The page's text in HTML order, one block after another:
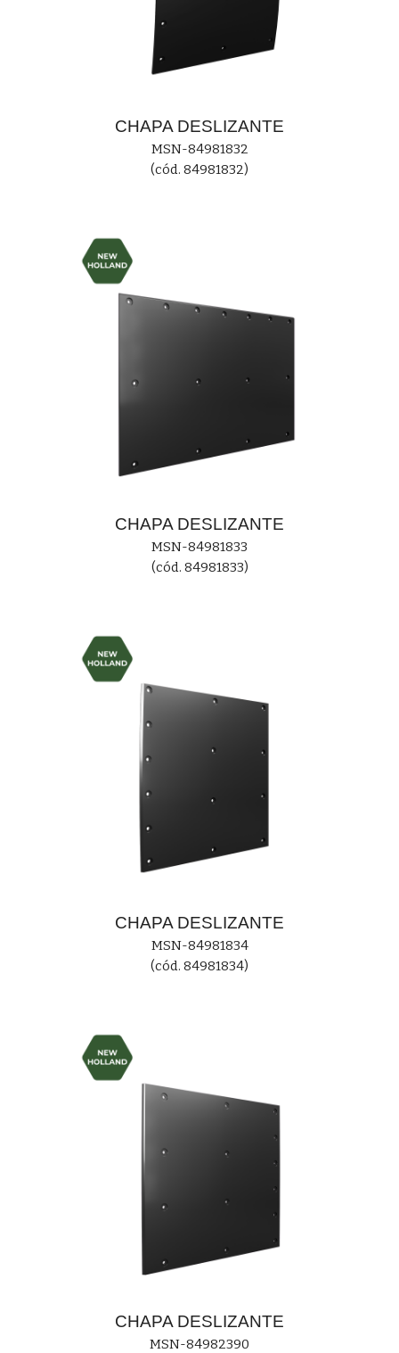
CHAPA DESLIZANTE
MSN-84981832
(cód. 84981832)
CHAPA DESLIZANTE
MSN-84981833
(cód. 84981833)
CHAPA DESLIZANTE
MSN-84981834
(cód. 84981834)
CHAPA DESLIZANTE
MSN-84982390